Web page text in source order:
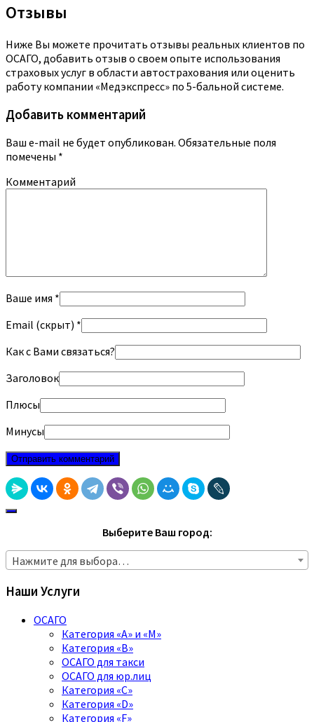
Отзывы
Ниже Вы можете прочитать отзывы реальных клиентов по
ОСАГО, добавить отзыв о своем опыте использования
страховых услуг в области автострахования или оценить
работу компании «Медэкспресс» по 5-бальной системе.
Добавить комментарий
Ваш e-mail не будет опубликован. Обязательные поля
помечены *
Комментарий
Ваше имя *
Email (скрыт) *
Как с Вами связаться?
Заголовок
Плюсы
Минусы
Выберите Ваш город:
Нажмите для выбора…
Наши Услуги
ОСАГО
Категория «A» и «M»
Категория «B»
ОСАГО для такси
ОСАГО для юр.лиц
Категория «C»
Категория «D»
Категория «F»